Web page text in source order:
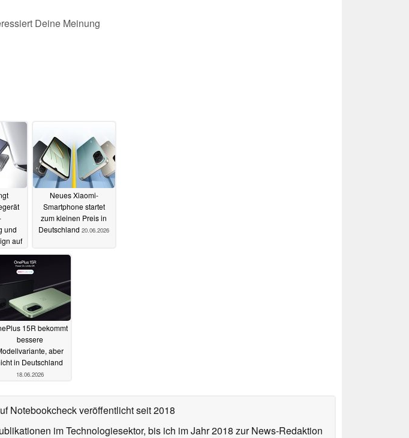
Deine Meinung
und
auf
Neues Xiaomi-
Smartphone startet
zum kleinen Preis in
Deutschland 20.06.2026
15R bekommt
bessere
aber
in Deutschland
18.06.2026
Notebookcheck veröffentlichtseit 2018
im Technologiesektor, bis ich im Jahr 2018 zur News-Redaktion